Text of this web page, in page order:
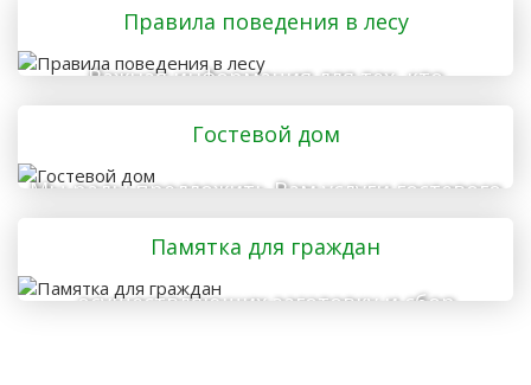
Правила поведения в лесу
Важная информация для тех, кто
отправляется в лес
Гостевой дом
Мы рады предложить Вам услуги гостевого
дома
Памятка для граждан
осуществляющих заготовку и сбор